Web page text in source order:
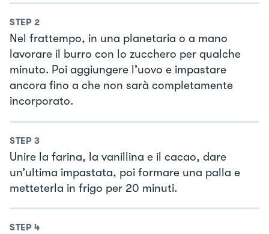
STEP 2
Nel frattempo, in una planetaria o a mano
lavorare il burro con lo zucchero per qualche
minuto. Poi aggiungere l’uovo e impastare
ancora fino a che non sarà completamente
incorporato.
STEP 3
Unire la farina, la vanillina e il cacao, dare
un’ultima impastata, poi formare una palla e
metteterla in frigo per 20 minuti.
STEP 4